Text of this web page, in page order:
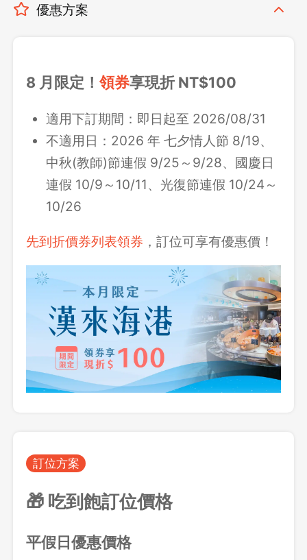
優惠方案
8 月限定！領券享現折 NT$100
適用下訂期間：即日起至 2026/08/31
不適用日：2026 年 七夕情人節 8/19、
中秋(教師)節連假 9/25～9/28、國慶日
連假 10/9～10/11、光復節連假 10/24～
10/26
先到折價券列表領券 ，訂位可享有優惠價！
訂位方案
🎁 吃到飽訂位價格
平假日優惠價格